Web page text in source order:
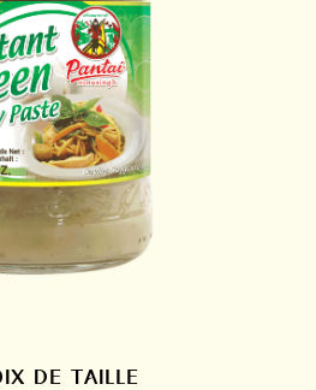
DE TAILLE